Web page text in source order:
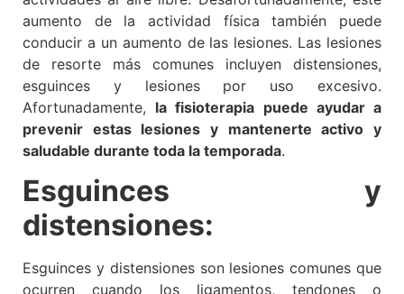
aumento de la actividad física también puede
conducir a un aumento de las lesiones. Las lesiones
de resorte más comunes incluyen distensiones,
esguinces y lesiones por uso excesivo.
Afortunadamente, la fisioterapia puede ayudar a
prevenir estas lesiones y mantenerte activo y
saludable durante toda la temporada.
Esguinces y
distensiones:
Esguinces y distensiones son lesiones comunes que
ocurren cuando los ligamentos, tendones o